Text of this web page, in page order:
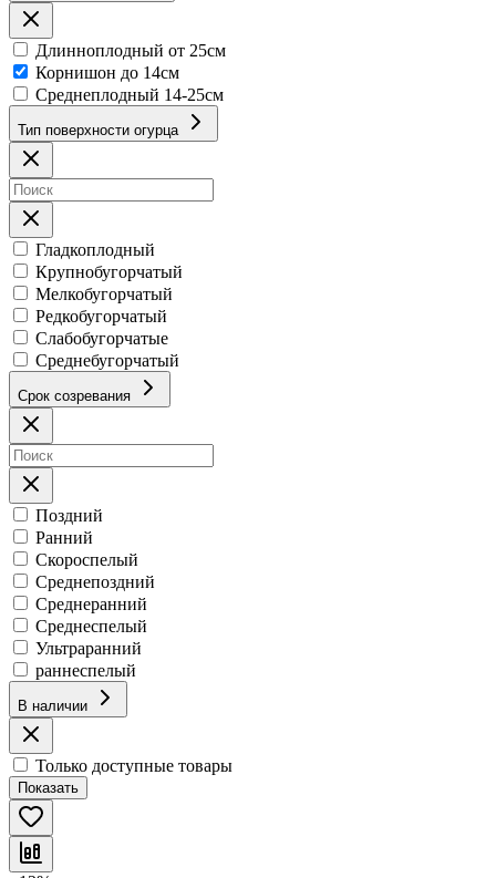
Длинноплодный от 25см
Корнишон до 14см
Среднеплодный 14-25см
Тип поверхности огурца
Гладкоплодный
Крупнобугорчатый
Мелкобугорчатый
Редкобугорчатый
Слабобугорчатые
Среднебугорчатый
Срок созревания
Поздний
Ранний
Скороспелый
Среднепоздний
Среднеранний
Среднеспелый
Ультраранний
раннеспелый
В наличии
Только доступные товары
Показать